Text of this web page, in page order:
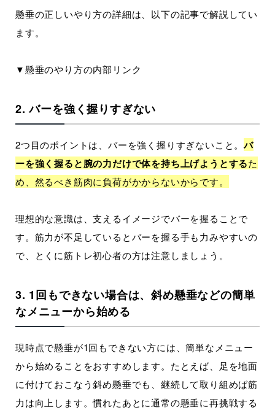
懸垂の正しいやり方の詳細は、以下の記事で解説してい
ます。
▼懸垂のやり方の内部リンク
2. バーを強く握りすぎない
2つ目のポイントは、バーを強く握りすぎないこと。バ
ーを強く握ると腕の力だけで体を持ち上げようとするた
め、然るべき筋肉に負荷がかからないからです。
理想的な意識は、支えるイメージでバーを握ることで
す。筋力が不足しているとバーを握る手も力みやすいの
で、とくに筋トレ初心者の方は注意しましょう。
3. 1回もできない場合は、斜め懸垂などの簡単
なメニューから始める
現時点で懸垂が1回もできない方には、簡単なメニュー
から始めることをおすすめします。たとえば、足を地面
に付けておこなう斜め懸垂でも、継続して取り組めば筋
力は向上します。慣れたあとに通常の懸垂に再挑戦する